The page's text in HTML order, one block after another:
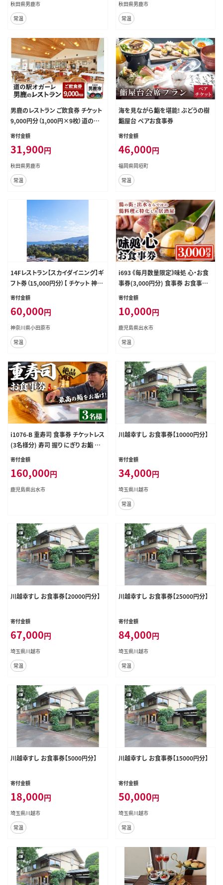
秋田県男鹿市
常温
秋田県男鹿市
常温
男鹿のレストラン ご飲食券 チケット
9,000円分（1,000円×9枚）道の駅
オガーレ 東洋一の海岸線にある男
鹿のレストラン 秋田県 男鹿市
寄付金額
31,900円
秋田県男鹿市
常温
海を見ながら鮨を堪能! ぶどうの樹
鮨屋台 ペアお食事券
寄付金額
46,000円
福岡県岡垣町
常温
14Fレストラン【スカイダイニング】ギ
フト券（15,000円分）【 チケット 神奈
川県 小田原市 】
寄付金額
60,000円
神奈川県小田原市
常温
i693 《毎月数量限定》味処 心・お食
事券(3,000円分) 食事券 お食事券
チケット 鶏料理 鳥刺し 焼き鳥 創作
寄付金額
10,000円
鹿児島県出水市
常温
i1076-B 重寿司 食事券 チケットレス
(3名様分) 寿司 握り にぎり お鮨 出
水 地元 鮮魚 地魚 厳選食材 出水産
食事 和食 寿司 ディナー ディナーコ
ース コース 【重寿司】
寄付金額
160,000円
鹿児島県出水市
川越幸すし お食事券【10000円分】
寄付金額
34,000円
埼玉県川越市
常温
川越幸すし お食事券【20000円分】
寄付金額
67,000円
埼玉県川越市
常温
川越幸すし お食事券【25000円分】
寄付金額
84,000円
埼玉県川越市
常温
川越幸すし お食事券【5000円分】
寄付金額
18,000円
埼玉県川越市
常温
川越幸すし お食事券【15000円分】
寄付金額
50,000円
埼玉県川越市
常温